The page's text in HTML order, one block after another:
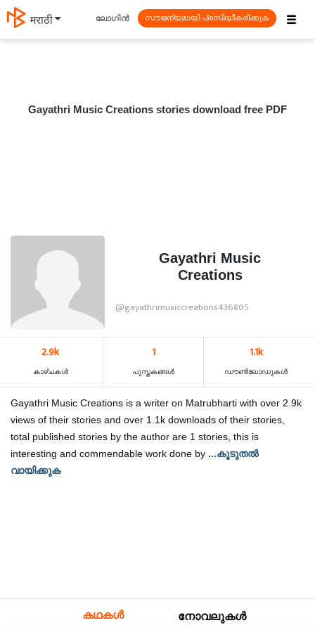
मराठी ☰
ലോഗിൻ സൗജന്യമായി പ്രസിദ്ധീകരിക്കുക
Gayathri Music Creations stories download free PDF
Gayathri Music
Creations
@gayathrimusiccreations436805
2.9k
കാഴ്‌ചകൾ
1
പുസ്തകങ്ങൾ
1.1k
ഡൗൺലോഡുകൾ
Gayathri Music Creations is a writer on Matrubharti with over 2.9k
views of their stories and over 1.1k downloads of their stories,
total published stories by the author are 1 stories, this is
interesting and commendable work done by ...കൂടുതൽ
വായിക്കുക
കഥകൾ നോവലുകൾ